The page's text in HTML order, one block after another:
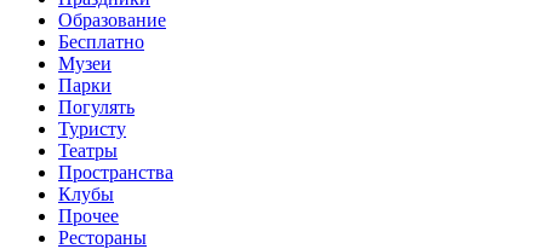
Образование
Бесплатно
Музеи
Парки
Погулять
Туристу
Театры
Пространства
Клубы
Прочее
Рестораны